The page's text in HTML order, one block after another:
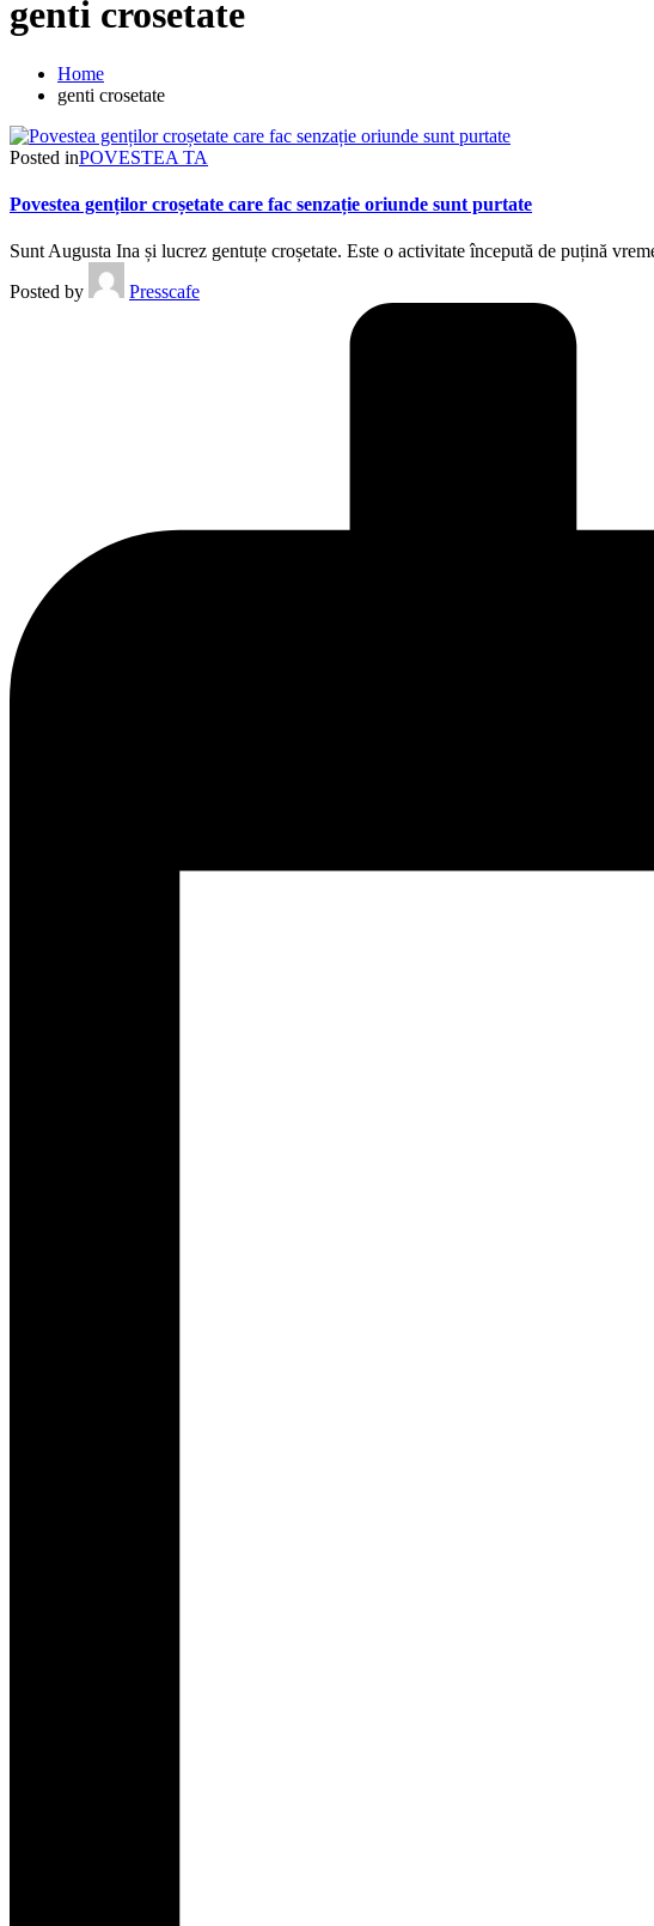
genti crosetate
Home
genti crosetate
Posted inPOVESTEA TA
Povestea genților croșetate care fac senzație oriunde sunt purtate
Sunt Augusta Ina și lucrez gentuțe croșetate. Este o activitate începută de puțină
Posted by
Presscafe